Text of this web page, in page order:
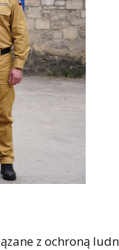
z ochroną